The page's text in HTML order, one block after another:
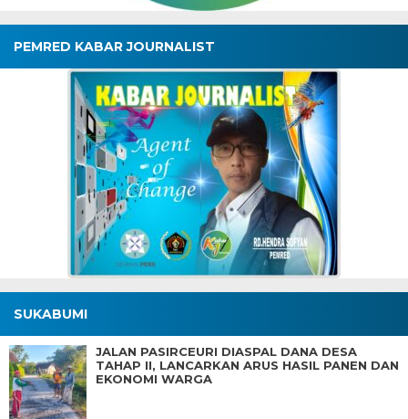
PEMRED KABAR JOURNALIST
SUKABUMI
JALAN PASIRCEURI DIASPAL DANA DESA
TAHAP II, LANCARKAN ARUS HASIL PANEN DAN
EKONOMI WARGA